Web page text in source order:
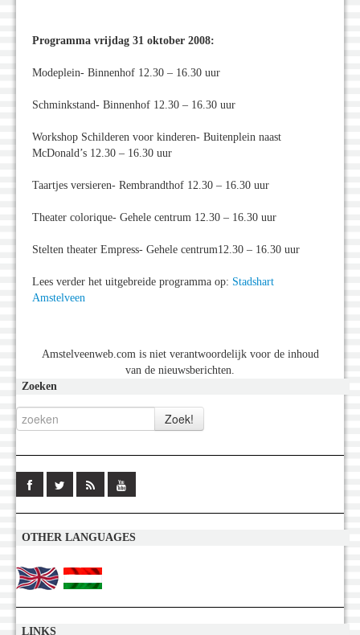
Programma vrijdag 31 oktober 2008:
Modeplein- Binnenhof 12.30 – 16.30 uur
Schminkstand- Binnenhof 12.30 – 16.30 uur
Workshop Schilderen voor kinderen- Buitenplein naast
McDonald’s 12.30 – 16.30 uur
Taartjes versieren- Rembrandthof 12.30 – 16.30 uur
Theater colorique- Gehele centrum 12.30 – 16.30 uur
Stelten theater Empress- Gehele centrum12.30 – 16.30 uur
Lees verder het uitgebreide programma op: Stadshart
Amstelveen
Amstelveenweb.com is niet verantwoordelijk voor de inhoud
van de nieuwsberichten.
Zoeken
OTHER LANGUAGES
LINKS